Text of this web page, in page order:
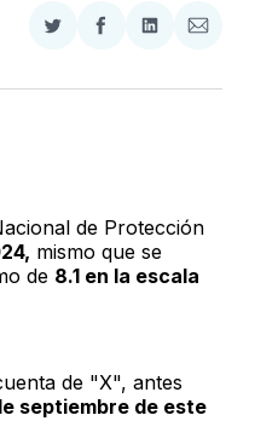
Compartir
Twitter
Compartir
Facebook
Compartir
LinkedIn
Compartir
Email
de Protección
mismo que se
de 8.1 en la escala
de "X", antes
septiembre de este